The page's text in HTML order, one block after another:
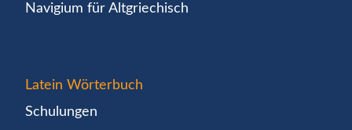
Navigium für Altgriechisch
Latein Wörterbuch
Schulungen